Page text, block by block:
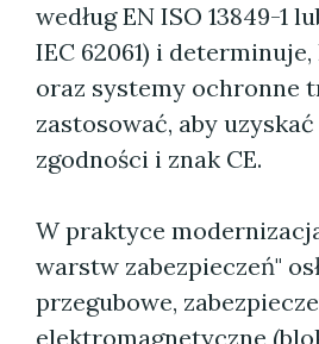
według EN ISO 13849-1
IEC 62061) i
oraz systemy ochronne
zastosować, aby
zgodności i znak CE.
W praktyce
warstw zabezpieczeń"
przegubowe,
elektromagnetyczne